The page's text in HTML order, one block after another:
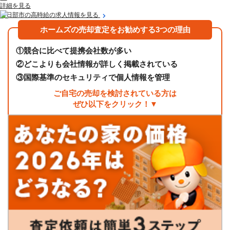
詳細を見る
春日部市の高時給の求人情報を見る
ホームズの売却査定をお勧めする3つの理由
①競合に比べて提携会社数が多い
②どこよりも会社情報が詳しく掲載されている
③国際基準のセキュリティで個人情報を管理
ご自宅の売却を検討されている方は
ぜひ以下をクリック！▼